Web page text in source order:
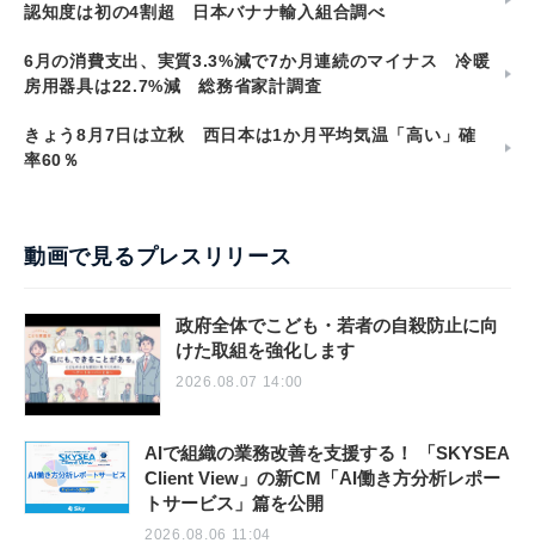
認知度は初の4割超 日本バナナ輸入組合調べ
6月の消費支出、実質3.3%減で7か月連続のマイナス 冷暖
房用器具は22.7%減 総務省家計調査
きょう8月7日は立秋 西日本は1か月平均気温「高い」確
率60％
動画で見るプレスリリース
政府全体でこども・若者の自殺防止に向
けた取組を強化します
2026.08.07 14:00
AIで組織の業務改善を支援する！ 「SKYSEA
Client View」の新CM「AI働き方分析レポー
トサービス」篇を公開
2026.08.06 11:04